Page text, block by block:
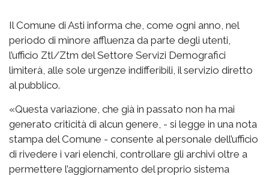
Il Comune di Asti informa che, come ogni anno, nel
periodo di minore affluenza da parte degli utenti,
l’ufficio Ztl/Ztm del Settore Servizi Demografici
limiterà, alle sole urgenze indifferibili, il servizio diretto
al pubblico.
«Questa variazione, che già in passato non ha mai
generato criticità di alcun genere, - si legge in una nota
stampa del Comune - consente al personale dell’ufficio
di rivedere i vari elenchi, controllare gli archivi oltre a
permettere l’aggiornamento del proprio sistema